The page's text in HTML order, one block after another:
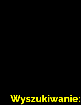
Wyszukiwanie: